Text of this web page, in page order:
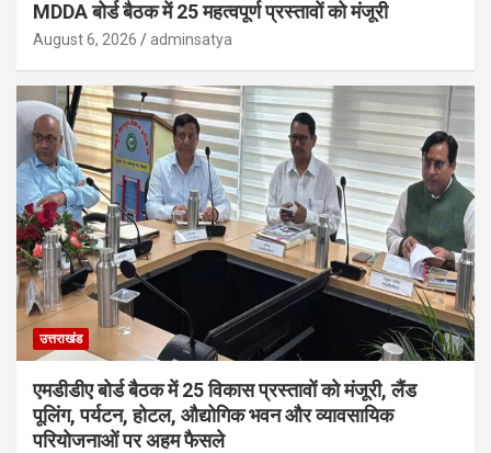
MDDA बोर्ड बैठक में 25 महत्वपूर्ण प्रस्तावों को मंजूरी
August 6, 2026 adminsatya
उत्तराखंड
एमडीडीए बोर्ड बैठक में 25 विकास प्रस्तावों को मंजूरी, लैंड
पूलिंग, पर्यटन, होटल, औद्योगिक भवन और व्यावसायिक
परियोजनाओं पर अहम फैसले